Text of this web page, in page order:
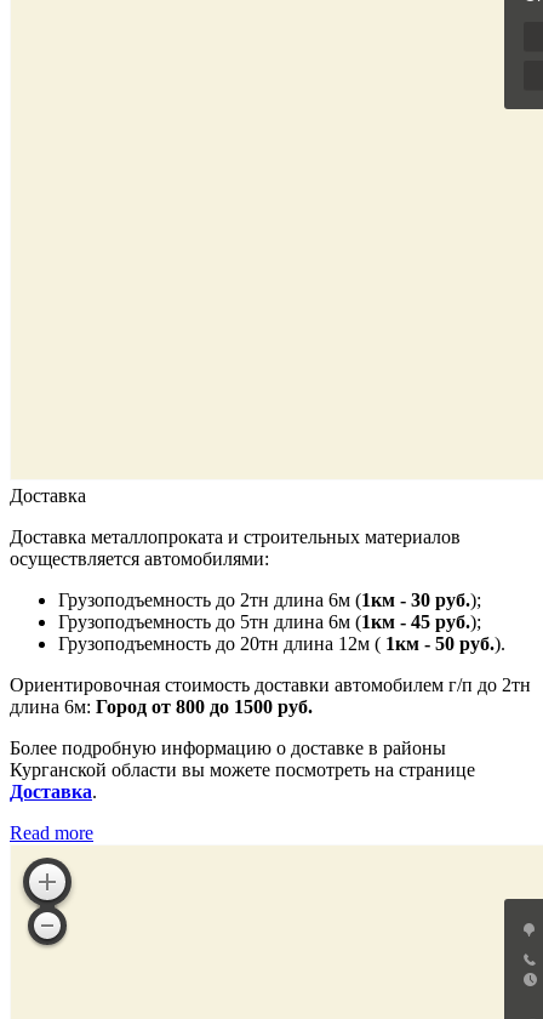
Доставка
Доставка металлопроката и строительных материалов
осуществляется автомобилями:
Грузоподъемность до 2тн длина 6м (1км - 30 руб.);
Грузоподъемность до 5тн длина 6м (1км - 45 руб.);
Грузоподъемность до 20тн длина 12м ( 1км - 50 руб.).
Ориентировочная стоимость доставки автомобилем г/п до 2тн
длина 6м: Город от 800 до 1500 руб.
Более подробную информацию о доставке в районы
Курганской области вы можете посмотреть на странице
Доставка.
Read more